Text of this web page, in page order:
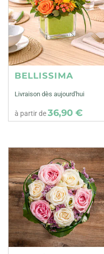
BELLISSIMA
Livraison dès aujourd'hui
à partir de36,90 €